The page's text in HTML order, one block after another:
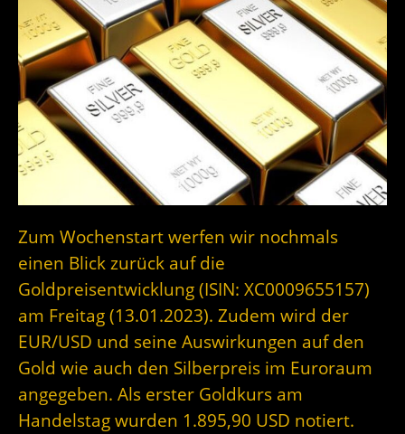
Zum Wochenstart werfen wir nochmals
einen Blick zurück auf die
Goldpreisentwicklung (ISIN: XC0009655157)
am Freitag (13.01.2023). Zudem wird der
EUR/USD und seine Auswirkungen auf den
Gold wie auch den Silberpreis im Euroraum
angegeben. Als erster Goldkurs am
Handelstag wurden 1.895,90 USD notiert.